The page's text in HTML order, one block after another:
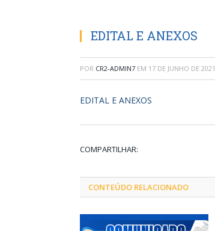
EDITAL E ANEXOS
POR CR2-ADMIN7 EM 17 DE JUNHO DE 2021
EDITAL E ANEXOS
COMPARTILHAR:
CONTEÚDO RELACIONADO